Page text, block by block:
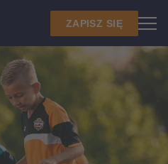
ZAPISZ SIĘ